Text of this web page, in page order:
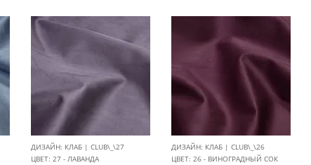
ДИЗАЙН: КЛАБ | CLUB\_\27
ЦВЕТ: 27 - ЛАВАНДА
ДИЗАЙН: КЛАБ | CLUB\_\26
ЦВЕТ: 26 - ВИНОГРАДНЫЙ СОК